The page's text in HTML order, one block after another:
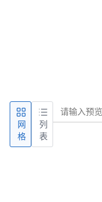
网
格
列
表